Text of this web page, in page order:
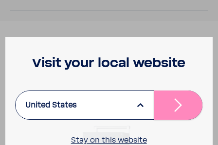
Visit your local website
United States
Stay on this website